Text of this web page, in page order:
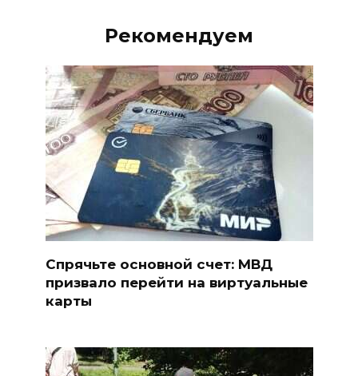
Рекомендуем
Спрячьте основной счет: МВД
призвало перейти на виртуальные
карты